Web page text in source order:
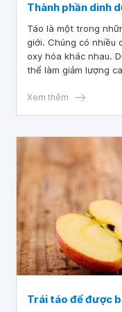
Thành phần dinh
Táo là một trong
giới. Chúng có nhiều
oxy hóa khác nhau.
thể làm giảm lượng
Xem thêm
Trái táo để được